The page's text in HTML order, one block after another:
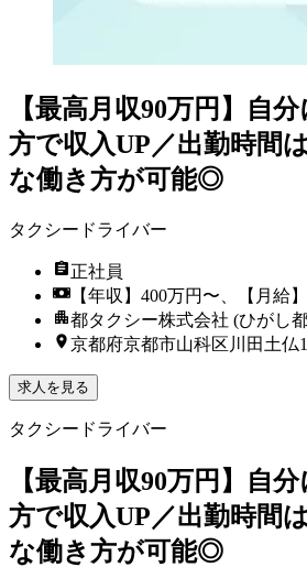
【最高月収90万円】自
方で収入UP／出勤時間
な働き方が可能◎
タクシードライバー
正社員
【年収】400万円〜、【月給
都タクシー株式会社 (ひがし
京都府京都市山科区川田土仏
求人を見る
タクシードライバー
【最高月収90万円】自
方で収入UP／出勤時間
な働き方が可能◎